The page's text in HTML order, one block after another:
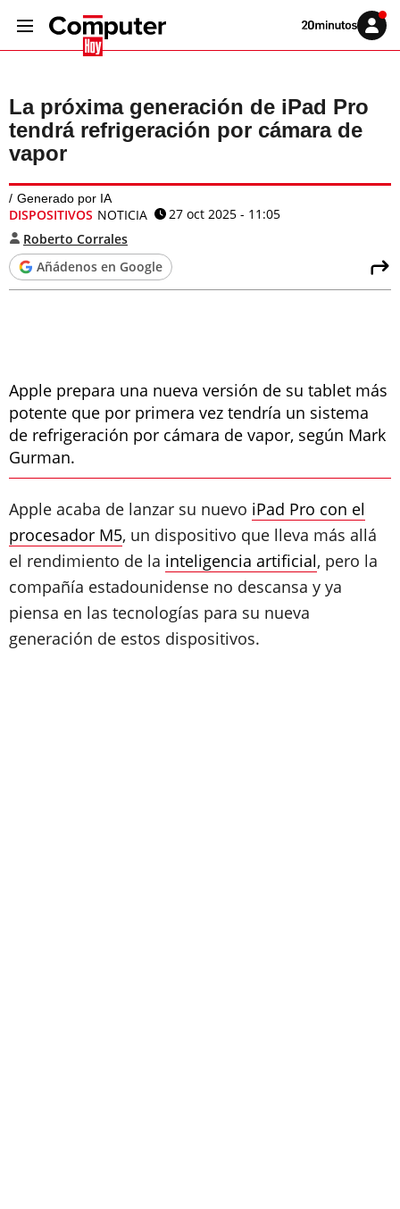
Volver
Iniciar
sesión
La próxima generación de iPad Pro
tendrá refrigeración por cámara de
vapor
Generado por IA
DISPOSITIVOS NOTICIA
27 oct 2025 - 11:05
Roberto Corrales
Añádenos en Google
Apple prepara una nueva versión de su tablet más
potente que por primera vez tendría un sistema
de refrigeración por cámara de vapor, según Mark
Gurman.
Apple acaba de lanzar su nuevo iPad Pro con el
procesador M5, un dispositivo que lleva más allá
el rendimiento de la inteligencia artificial, pero la
compañía estadounidense no descansa y ya
piensa en las tecnologías para su nueva
generación de estos dispositivos.